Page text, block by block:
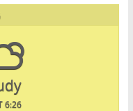
6:26 am